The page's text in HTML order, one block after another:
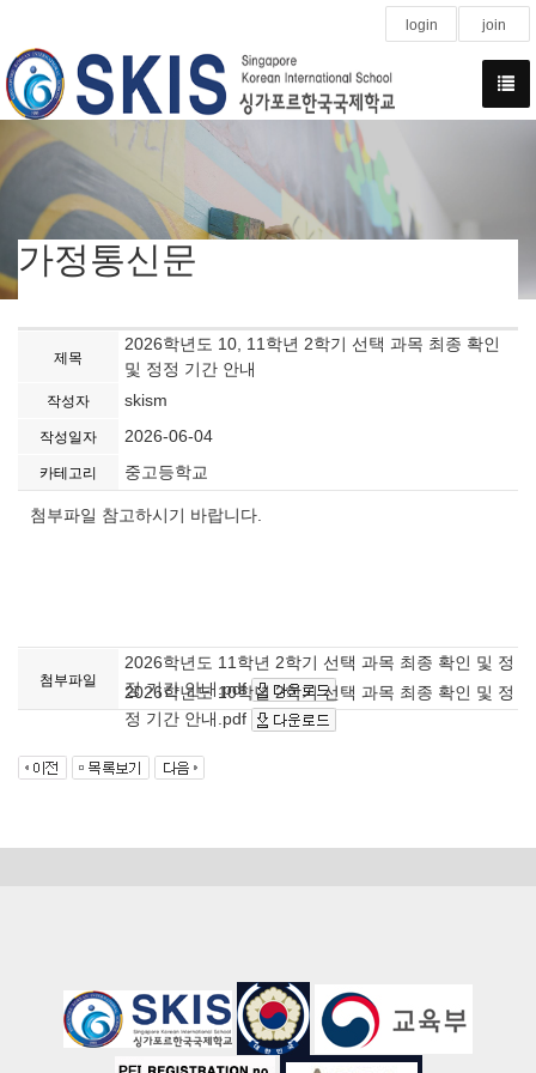
login join
가정통신문
제목
2026학년도 10, 11학년 2학기 선택 과목 최종 확인
및 정정 기간 안내
작성자 skism
작성일자 2026-06-04
카테고리 중고등학교
첨부파일 참고하시기 바랍니다.
첨부파일
2026학년도 11학년 2학기 선택 과목 최종 확인 및 정
정 기간 안내.pdf
2026학년도 10학년 2학기 선택 과목 최종 확인 및 정
정 기간 안내.pdf